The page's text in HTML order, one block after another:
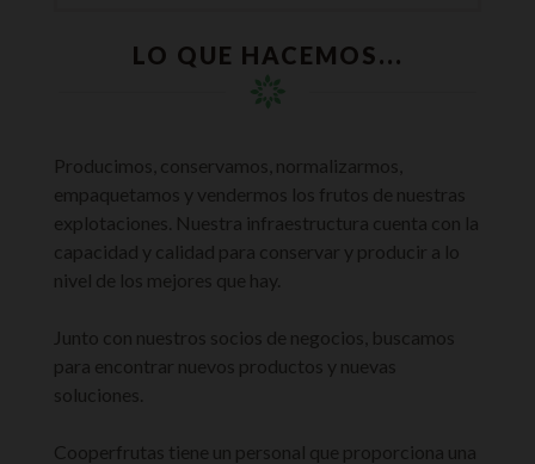
LO QUE HACEMOS...
Producimos, conservamos, normalizarmos,
empaquetamos y vendermos los frutos de nuestras
explotaciones. Nuestra infraestructura cuenta con la
capacidad y calidad para conservar y producir a lo
nivel de los mejores que hay.
Junto con nuestros socios de negocios, buscamos
para encontrar nuevos productos y nuevas
soluciones.
Cooperfrutas tiene un personal que proporciona una